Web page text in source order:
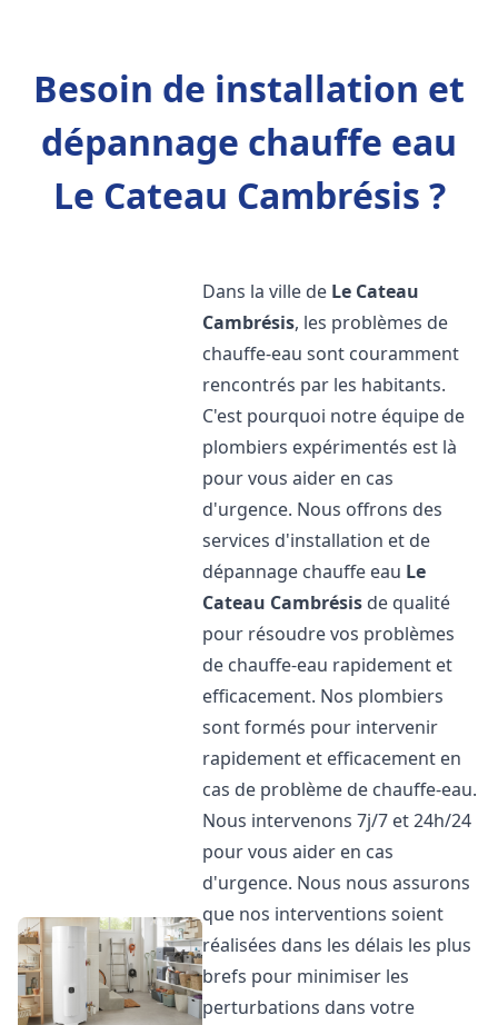
Besoin de installation et
dépannage chauffe eau
Le Cateau Cambrésis ?
Dans la ville de Le Cateau
Cambrésis, les problèmes de
chauffe-eau sont couramment
rencontrés par les habitants.
C'est pourquoi notre équipe de
plombiers expérimentés est là
pour vous aider en cas
d'urgence. Nous offrons des
services d'installation et de
dépannage chauffe eau Le
Cateau Cambrésis de qualité
pour résoudre vos problèmes
de chauffe-eau rapidement et
efficacement. Nos plombiers
sont formés pour intervenir
rapidement et efficacement en
cas de problème de chauffe-eau.
Nous intervenons 7j/7 et 24h/24
pour vous aider en cas
d'urgence. Nous nous assurons
que nos interventions soient
réalisées dans les délais les plus
brefs pour minimiser les
perturbations dans votre